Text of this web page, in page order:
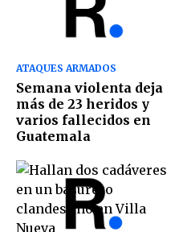
ATAQUES ARMADOS
Semana violenta deja
más de 23 heridos y
varios fallecidos en
Guatemala